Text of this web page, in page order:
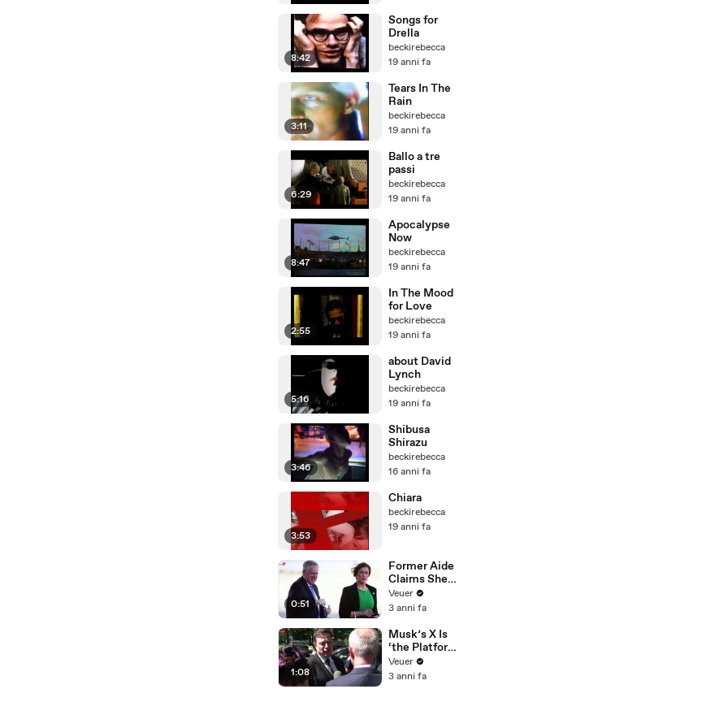
8:42
Songs for
Drella
beckirebecca
19 anni fa
3:11
Tears In The
Rain
beckirebecca
19 anni fa
6:29
Ballo a tre
passi
beckirebecca
19 anni fa
8:47
Apocalypse
Now
beckirebecca
19 anni fa
2:55
In The Mood
for Love
beckirebecca
19 anni fa
5:16
about David
Lynch
beckirebecca
19 anni fa
3:46
Shibusa
Shirazu
beckirebecca
16 anni fa
3:53
Chiara
beckirebecca
19 anni fa
0:51
Former Aide
Claims She
Was Asked to
Make a ‘Hit
Trump
Veuer
3 anni fa
1:08
Musk’s X Is
‘the Platform
With the
Largest Ratio
Veuer
3 anni fa